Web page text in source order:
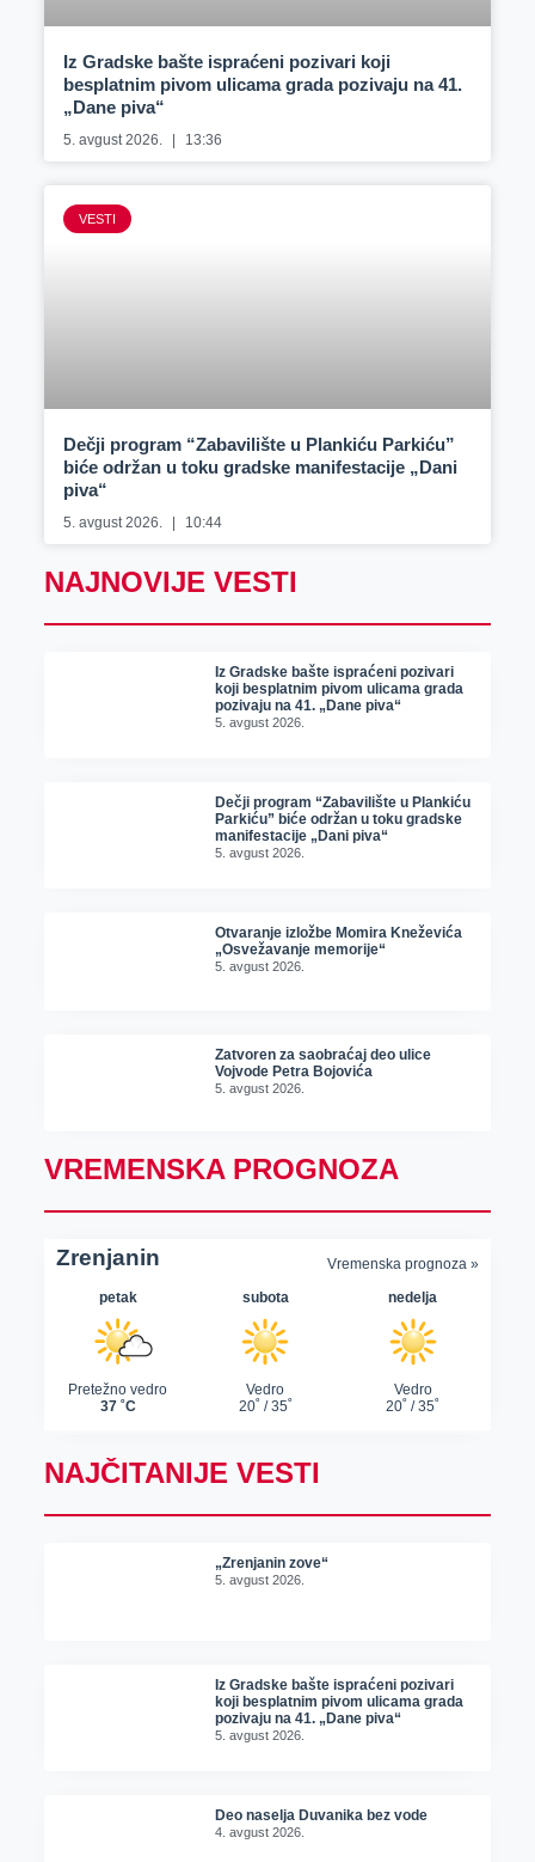
Iz Gradske bašte ispraćeni pozivari koji
besplatnim pivom ulicama grada pozivaju na 41.
„Dane piva“
5. avgust 2026. 13:36
VESTI
Dečji program “Zabavilište u Plankiću Parkiću”
biće održan u toku gradske manifestacije „Dani
piva“
5. avgust 2026. 10:44
NAJNOVIJE VESTI
Iz Gradske bašte ispraćeni pozivari
koji besplatnim pivom ulicama grada
pozivaju na 41. „Dane piva“
5. avgust 2026.
Dečji program “Zabavilište u Plankiću
Parkiću” biće održan u toku gradske
manifestacije „Dani piva“
5. avgust 2026.
Otvaranje izložbe Momira Kneževića
„Osvežavanje memorije“
5. avgust 2026.
Zatvoren za saobraćaj deo ulice
Vojvode Petra Bojovića
5. avgust 2026.
VREMENSKA PROGNOZA
NAJČITANIJE VESTI
„Zrenjanin zove“
5. avgust 2026.
Iz Gradske bašte ispraćeni pozivari
koji besplatnim pivom ulicama grada
pozivaju na 41. „Dane piva“
5. avgust 2026.
Deo naselja Duvanika bez vode
4. avgust 2026.